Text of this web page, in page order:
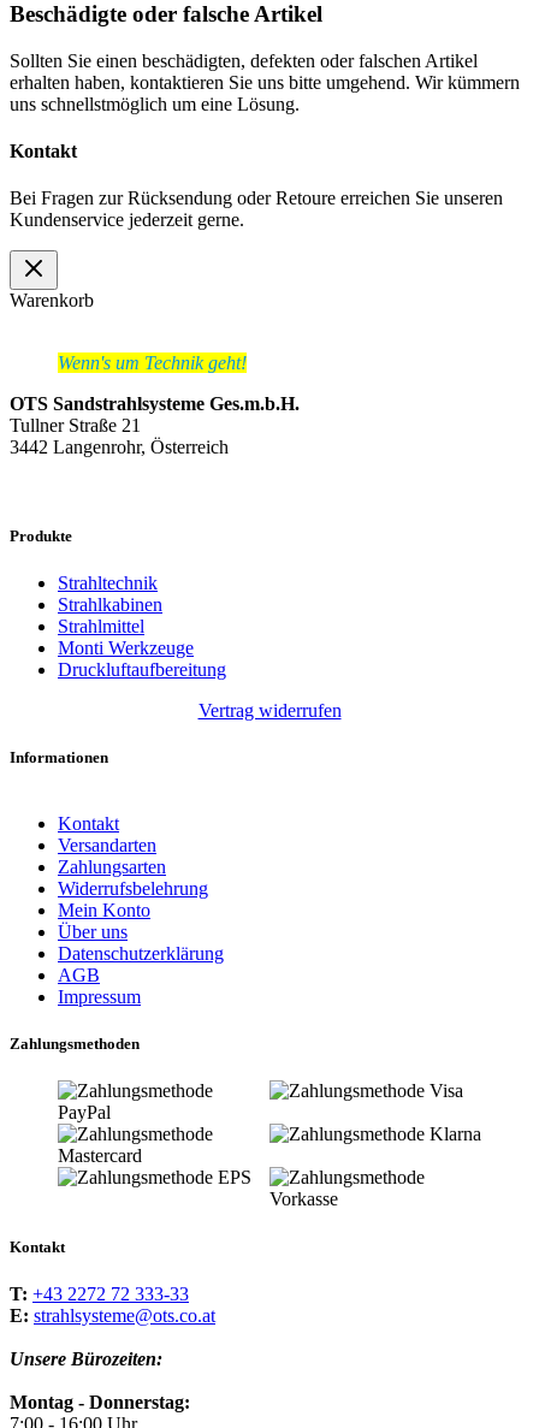
Beschädigte oder falsche Artikel
Sollten Sie einen beschädigten, defekten oder falschen Artikel
erhalten haben, kontaktieren Sie uns bitte umgehend. Wir kümmern
uns schnellstmöglich um eine Lösung.
Kontakt
Bei Fragen zur Rücksendung oder Retoure erreichen Sie unseren
Kundenservice jederzeit gerne.
Warenkorb
Wenn's um Technik geht!
OTS Sandstrahlsysteme Ges.m.b.H.
Tullner Straße 21
3442 Langenrohr, Österreich
Produkte
Strahltechnik
Strahlkabinen
Strahlmittel
Monti Werkzeuge
Druckluftaufbereitung
Vertrag widerrufen
Informationen
Kontakt
Versandarten
Zahlungsarten
Widerrufsbelehrung
Mein Konto
Über uns
Datenschutzerklärung
AGB
Impressum
Zahlungsmethoden
Kontakt
T: +43 2272 72 333-33
E: strahlsysteme@ots.co.at
Unsere Bürozeiten:
Montag - Donnerstag:
7:00 - 16:00 Uhr